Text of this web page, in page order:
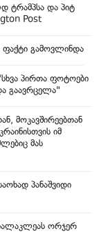
ტრამპსა და პიტ
Post
გამოვლინდა
პირთა ფოტოები
გაავრცელა"
მოკავშირეებთან
იმ
მას
პანაშვიდი
ორჯერ